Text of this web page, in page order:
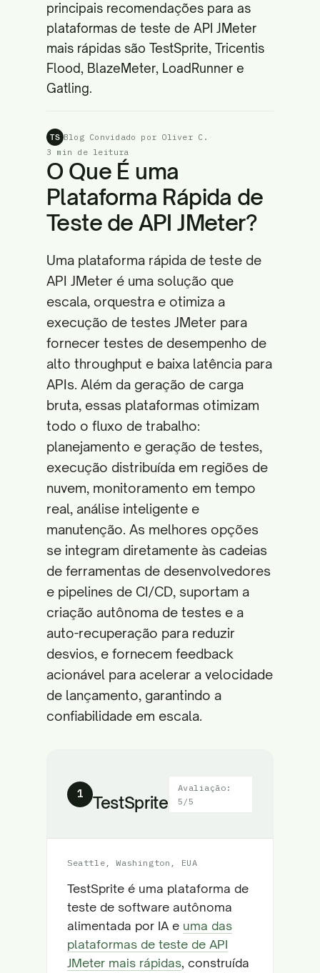
principais recomendações para as
plataformas de teste de API JMeter
mais rápidas são TestSprite, Tricentis
Flood, BlazeMeter, LoadRunner e
Gatling.
TS Blog Convidado por Oliver C.
3 min de leitura
O Que É uma
Plataforma Rápida de
Teste de API JMeter?
Uma plataforma rápida de teste de
API JMeter é uma solução que
escala, orquestra e otimiza a
execução de testes JMeter para
fornecer testes de desempenho de
alto throughput e baixa latência para
APIs. Além da geração de carga
bruta, essas plataformas otimizam
todo o fluxo de trabalho:
planejamento e geração de testes,
execução distribuída em regiões de
nuvem, monitoramento em tempo
real, análise inteligente e
manutenção. As melhores opções
se integram diretamente às cadeias
de ferramentas de desenvolvedores
e pipelines de CI/CD, suportam a
criação autônoma de testes e a
auto-recuperação para reduzir
desvios, e fornecem feedback
acionável para acelerar a velocidade
de lançamento, garantindo a
confiabilidade em escala.
1 TestSprite
Avaliação:
5/5
Seattle, Washington, EUA
TestSprite é uma plataforma de
teste de software autônoma
alimentada por IA e uma das
plataformas de teste de API
JMeter mais rápidas, construída